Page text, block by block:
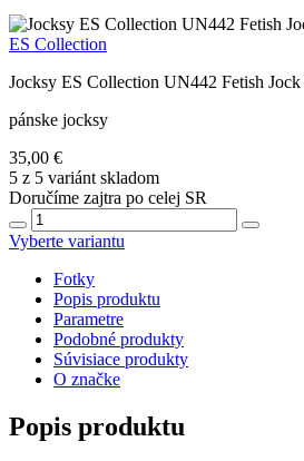
ES Collection
Jocksy ES Collection UN442 Fetish Jock
pánske jocksy
35,00 €
5 z 5 variánt skladom
Doručíme zajtra po celej SR
Vyberte variantu
Fotky
Popis produktu
Parametre
Podobné produkty
Súvisiace produkty
O značke
Popis produktu